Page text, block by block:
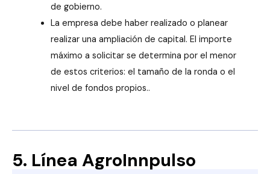
de gobierno.
La empresa debe haber realizado o planear
realizar una ampliación de capital. El importe
máximo a solicitar se determina por el menor
de estos criterios: el tamaño de la ronda o el
nivel de fondos propios..
5. Línea AgroInnpulso